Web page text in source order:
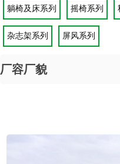
躺椅及床系列 摇椅系列
杂志架系列 屏风系列
厂容厂貌